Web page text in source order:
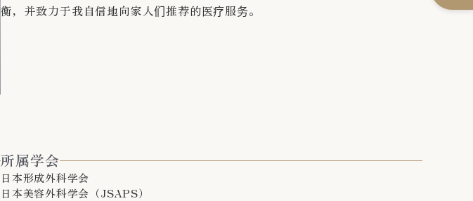
衡，并致力于我自信地向家人们推荐的医疗服务。
所属学会
日本形成外科学会
日本美容外科学会（JSAPS）